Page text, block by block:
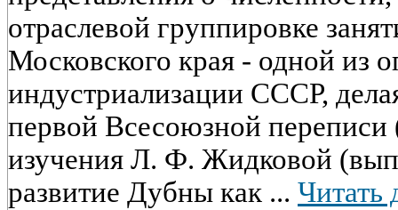
отраслевой группировке
Московского края - одной из
индустриализации СССР,
первой Всесоюзной переписи
изучения Л. Ф. Жидковой
развитие Дубны как ... Читать